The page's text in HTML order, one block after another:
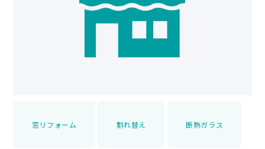
窓リフォーム 割れ替え 断熱ガラス